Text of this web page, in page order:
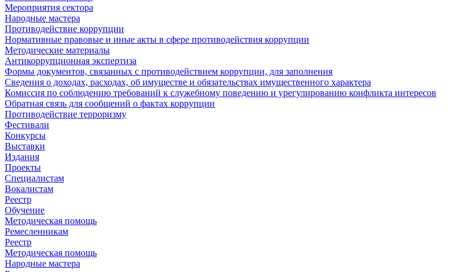
Мероприятия сектора
Народные мастера
Противодействие коррупции
Нормативные правовые и иные акты в сфере противодействия коррупции
Методические материалы
Антикоррупционная экспертиза
Формы документов, связанных с противодействием коррупции, для заполнения
Сведения о доходах, расходах, об имуществе и обязательствах имущественного характера
Комиссия по соблюдению требований к служебному поведению и урегулированию конфликта интересов
Обратная связь для сообщений о фактах коррупции
Противодействие терроризму
Фестивали
Конкурсы
Выставки
Издания
Проекты
Специалистам
Вокалистам
Реестр
Обучение
Методическая помощь
Ремесленникам
Реестр
Методическая помощь
Народные мастера